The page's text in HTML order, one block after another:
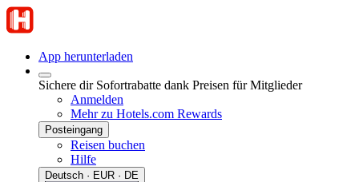
App herunterladen
Sichere dir Sofortrabatte dank Preisen für Mitglieder
Anmelden
Mehr zu Hotels.com Rewards
Posteingang
Reisen buchen
Hilfe
Deutsch · EUR · DE